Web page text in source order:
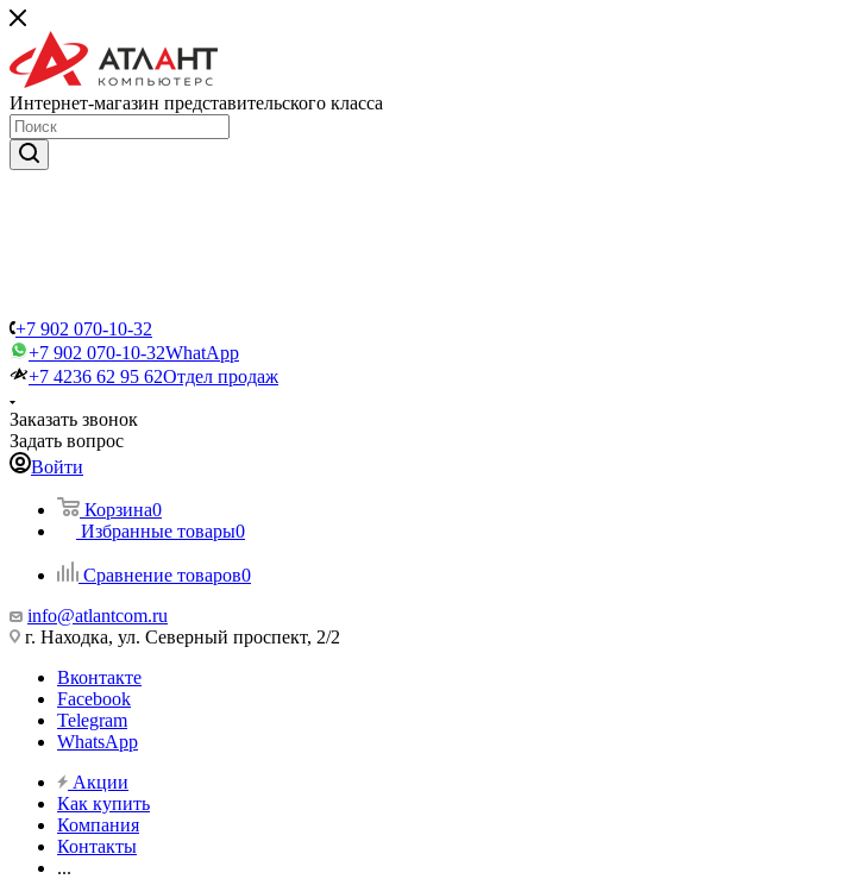
Интернет-магазин представительского класса
+7 902 070-10-32
+7 902 070-10-32WhatApp
+7 4236 62 95 62Отдел продаж
Заказать звонок
Задать вопрос
Войти
Корзина0
Избранные товары0
Сравнение товаров0
info@atlantcom.ru
г. Находка, ул. Северный проспект, 2/2
Вконтакте
Facebook
Telegram
WhatsApp
Акции
Как купить
Компания
Контакты
...